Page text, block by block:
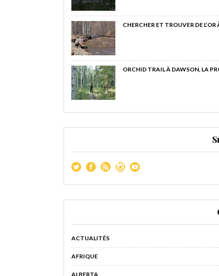
CHERCHER ET TROUVER DE
ORCHID TRAIL À DAWSON, LA
ACTUALITÉS
AFRIQUE
ALBERTA